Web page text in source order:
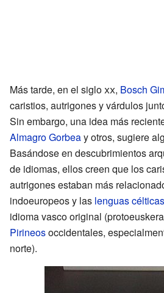
Más tarde, en el sigloxx, Bosch
caristios, autrigones y várdulos
Sin embargo, una idea más
Almagro Gorbeay otros, sugiere
Basándose en descubrimientos
de idiomas, ellos creen que los
autrigones estaban más
indoeuropeos y las lenguas célticas
idioma vasco original
Pirineosoccidentales,
norte).